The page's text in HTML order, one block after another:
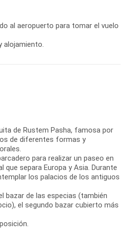
al aeropuerto para tomar el vuelo
alojamiento.
de Rustem Pasha, famosa por
de diferentes formas y
para realizar un paseo en
separa Europa y Asia. Durante
los palacios de los antiguos
bazar de las especias (también
el segundo bazar cubierto más